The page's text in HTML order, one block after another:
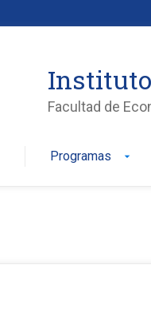
Facultad de
Programas arrow_drop_down